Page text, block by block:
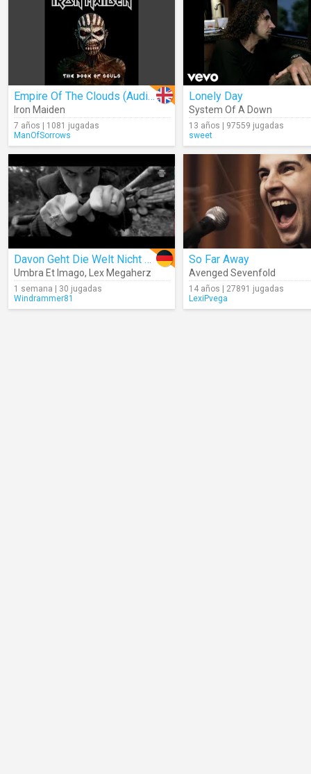
Empire Of The Clouds (Audio)
Iron Maiden
7 años | 1081 jugadas
ManOfSorrows
Lonely Day
System Of A Down
13 años | 97559 jugadas
sweet
Davon Geht Die Welt Nicht Unter
Umbra Et Imago, Lex Megaherz
1 semana | 30 jugadas
Windrammer81
So Far Away
Avenged Sevenfold
14 años | 27891 jugadas
LexiPvega